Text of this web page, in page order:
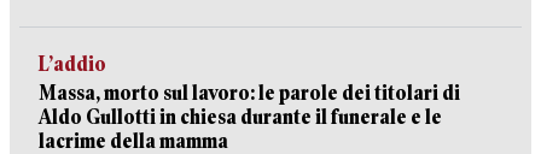
L’addio
Massa, morto sul lavoro: le parole dei titolari di
Aldo Gullotti in chiesa durante il funerale e le
lacrime della mamma